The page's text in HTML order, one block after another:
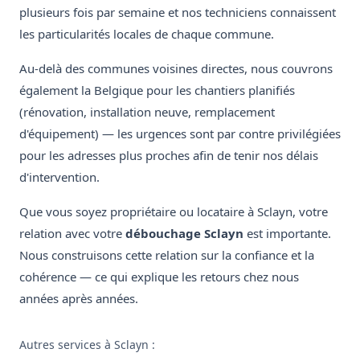
plusieurs fois par semaine et nos techniciens connaissent
les particularités locales de chaque commune.
Au-delà des communes voisines directes, nous couvrons
également la Belgique pour les chantiers planifiés
(rénovation, installation neuve, remplacement
d'équipement) — les urgences sont par contre privilégiées
pour les adresses plus proches afin de tenir nos délais
d'intervention.
Que vous soyez propriétaire ou locataire à Sclayn, votre
relation avec votre débouchage Sclayn est importante.
Nous construisons cette relation sur la confiance et la
cohérence — ce qui explique les retours chez nous
années après années.
Autres services à Sclayn :